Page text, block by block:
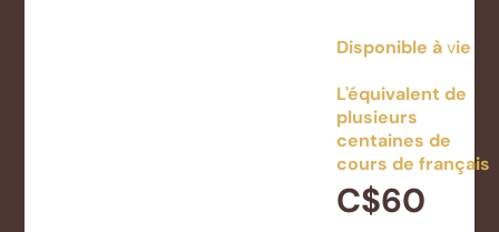
Disponible àvie
L'équivalent de
plusieurs
centaines de
cours de français
C$60